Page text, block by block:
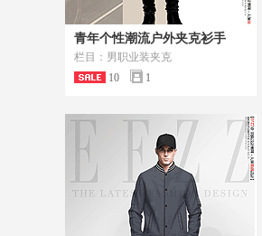
青年个性潮流户外夹克衫手
栏目：男职业装夹克
10
1